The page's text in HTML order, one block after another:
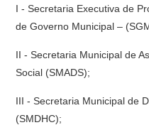
I - Secretaria Executiva de
de Governo Municipal –
II - Secretaria Municipal de
Social (SMADS);
III - Secretaria Municipal de
(SMDHC);